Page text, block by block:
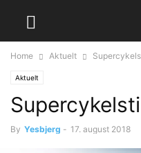
Home Aktuelt
Aktuelt
By Yesbjerg - 17. august 2018